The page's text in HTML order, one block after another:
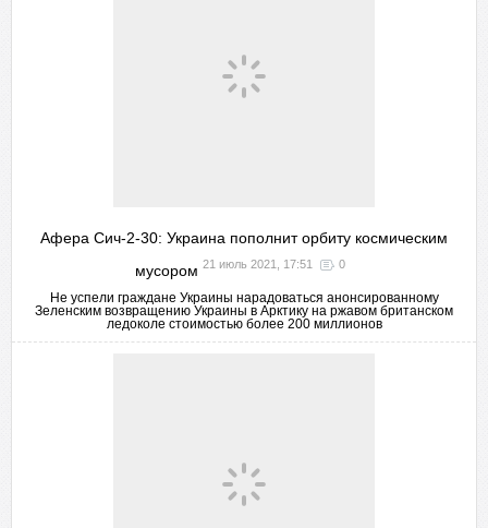
Афера Сич-2-30: Украина пополнит орбиту космическим
мусором 21 июль 2021, 17:51 0
Не успели граждане Украины нарадоваться анонсированному
Зеленским возвращению Украины в Арктику на ржавом британском
ледоколе стоимостью более 200 миллионов